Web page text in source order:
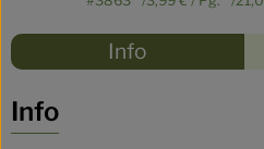
Info
Info